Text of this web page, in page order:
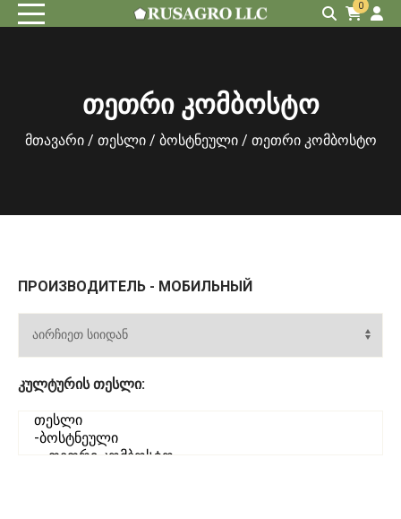
0
თეთრი კომბოსტო
მთავარი/ თესლი/ ბოსტნეული/ თეთრი კომბოსტო
ПРОИЗВОДИТЕЛЬ - МОБИЛЬНЫЙ
ᲙᲣᲚᲢᲣᲠᲘᲡ ᲗᲔᲡᲚᲘ: